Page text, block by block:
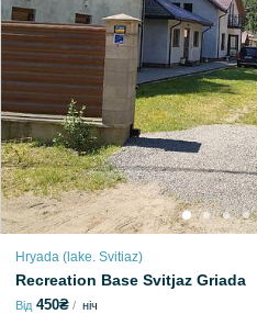
Hryada (lake. Svitiaz)
Recreation Base Svitjaz Griada
Від 450₴ ніч